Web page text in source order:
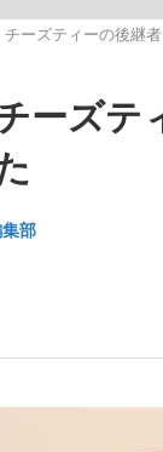
聞かれなかった」
目撃せよ。
チーズティーの後継
ーズテ
集部